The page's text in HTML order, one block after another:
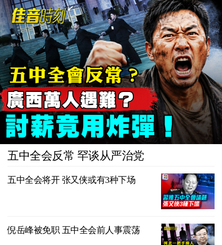
五中全会反常 罕谈从严治党
五中全会将开 张又侠或有3种下场
倪岳峰被免职 五中全会前人事震荡